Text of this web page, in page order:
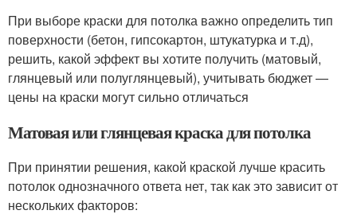
При выборе краски для потолка важно определить тип
поверхности (бетон, гипсокартон, штукатурка и т.д),
решить, какой эффект вы хотите получить (матовый,
глянцевый или полуглянцевый), учитывать бюджет —
цены на краски могут сильно отличаться
Матовая или глянцевая краска для потолка
При принятии решения, какой краской лучше красить
потолок однозначного ответа нет, так как это зависит от
нескольких факторов: